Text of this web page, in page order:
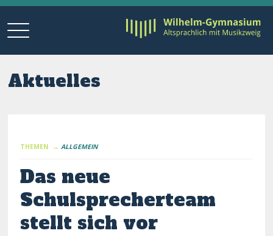
Aktuelles
THEMEN → ALLGEMEIN
Das neue
Schulsprecherteam
stellt sich vor